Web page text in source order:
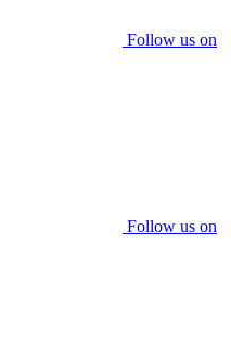
Follow us on
Follow us on